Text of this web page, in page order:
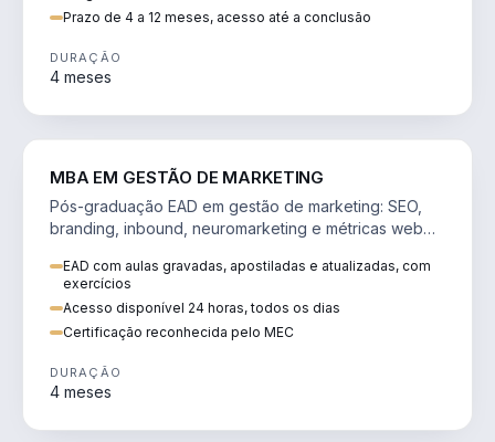
Prazo de 4 a 12 meses, acesso até a conclusão
DURAÇÃO
4 meses
MBA EM GESTÃO DE MARKETING
Pós-graduação EAD em gestão de marketing: SEO,
branding, inbound, neuromarketing e métricas web
EAD com aulas gravadas, apostiladas e atualizadas, com
exercícios
Acesso disponível 24 horas, todos os dias
Certificação reconhecida pelo MEC
DURAÇÃO
4 meses